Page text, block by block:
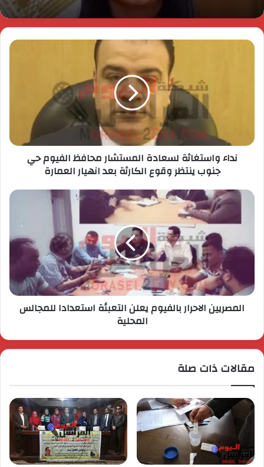
نداء واستغاثة لسعادة المستشار محافظ الفيوم حي
جنوب ينتظر وقوع الكارثة بعد انهيار العمارة
المصريين الاحرار بالفيوم يعلن التعبئة استعدادا للمجالس
المحلية
مقالات ذات صلة